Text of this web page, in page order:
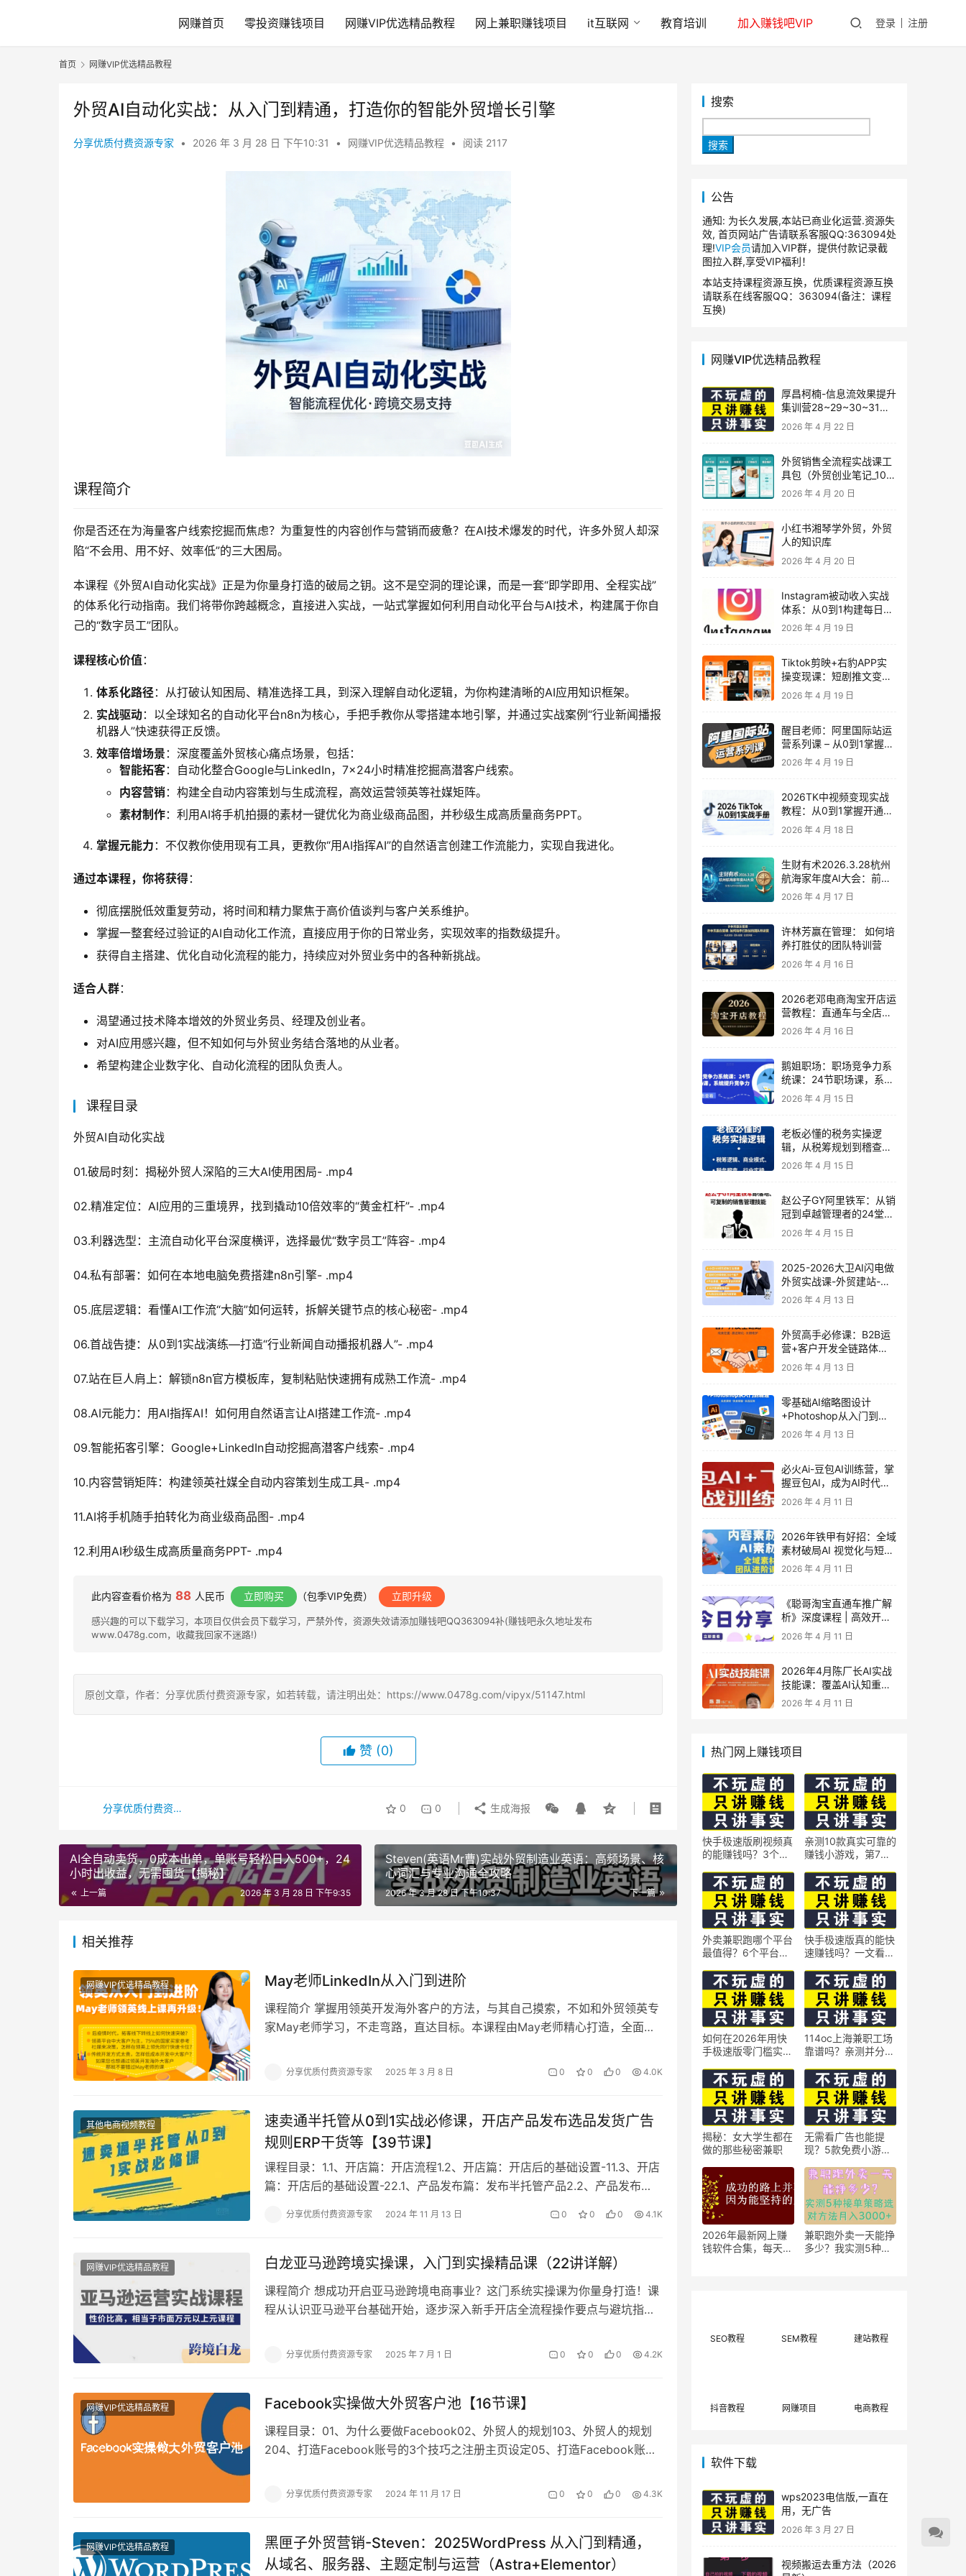
网赚首页 零投资赚钱项目 网赚VIP优选精品教程 网上兼职赚钱项目 it互联网 教育培训 加入赚钱吧VIP 登录 注册
首页 网赚VIP优选精品教程
外贸AI自动化实战：从入门到精通，打造你的智能外贸增长引擎
分享优质付费资源专家 • 2026 年 3 月 28 日 下午10:31 • 网赚VIP优选精品教程 • 阅读 2117
课程简介
你是否还在为海量客户线索挖掘而焦虑？为重复性的内容创作与营销而疲惫？在AI技术爆发的时代，许多外贸人却深
陷“不会用、用不好、效率低”的三大困局。
本课程《外贸AI自动化实战》正是为你量身打造的破局之钥。这不是空洞的理论课，而是一套“即学即用、全程实战”
的体系化行动指南。我们将带你跨越概念，直接进入实战，一站式掌握如何利用自动化平台与AI技术，构建属于你自
己的“数字员工”团队。
课程核心价值：
体系化路径：从打破认知困局、精准选择工具，到深入理解自动化逻辑，为你构建清晰的AI应用知识框架。
实战驱动：以全球知名的自动化平台n8n为核心，手把手教你从零搭建本地引擎，并通过实战案例“行业新闻播报
机器人”快速获得正反馈。
效率倍增场景 ：深度覆盖外贸核心痛点场景，包括：
智能拓客：自动化整合Google与LinkedIn，7×24小时精准挖掘高潜客户线索。
内容营销：构建全自动内容策划与生成流程，高效运营领英等社媒矩阵。
素材制作：利用AI将手机拍摄的素材一键优化为商业级商品图，并秒级生成高质量商务PPT。
掌握元能力 ：不仅教你使用现有工具，更教你“用AI指挥AI”的自然语言创建工作流能力，实现自我进化。
通过本课程，你将获得：
彻底摆脱低效重复劳动，将时间和精力聚焦于高价值谈判与客户关系维护。
掌握一整套经过验证的AI自动化工作流，直接应用于你的日常业务，实现效率的指数级提升。
获得自主搭建、优化自动化流程的能力，持续应对外贸业务中的各种新挑战。
适合人群：
渴望通过技术降本增效的外贸业务员、经理及创业者。
对AI应用感兴趣，但不知如何与外贸业务结合落地的从业者。
希望构建企业数字化、自动化流程的团队负责人。
课程目录
外贸AI自动化实战
01.破局时刻：揭秘外贸人深陷的三大AI使用困局- .mp4
02.精准定位：AI应用的三重境界，找到撬动10倍效率的“黄金杠杆”- .mp4
03.利器选型：主流自动化平台深度横评，选择最优“数字员工”阵容- .mp4
04.私有部署：如何在本地电脑免费搭建n8n引擎- .mp4
05.底层逻辑：看懂AI工作流“大脑”如何运转，拆解关键节点的核心秘密- .mp4
06.首战告捷：从0到1实战演练—打造“行业新闻自动播报机器人”- .mp4
07.站在巨人肩上：解锁n8n官方模板库，复制粘贴快速拥有成熟工作流- .mp4
08.AI元能力：用AI指挥AI！如何用自然语言让AI搭建工作流- .mp4
09.智能拓客引擎：Google+LinkedIn自动挖掘高潜客户线索- .mp4
10.内容营销矩阵：构建领英社媒全自动内容策划生成工具- .mp4
11.AI将手机随手拍转化为商业级商品图- .mp4
12.利用AI秒级生成高质量商务PPT- .mp4
此内容查看价格为 88 人民币 立即购买 （包季VIP免费） 立即升级
感兴趣的可以下载学习，本项目仅供会员下载学习，严禁外传，资源失效请添加赚钱吧QQ363094补(赚钱吧永久地址发布
www.0478g.com，收藏我回家不迷路!)
原创文章，作者：分享优质付费资源专家，如若转载，请注明出处：https://www.0478g.com/vipyx/51147.html
赞 (0)
分享优质付费资源专家 0 0 生成海报
AI全自动卖货，0成本出单，单账号轻松日入500+，24
小时出收益，无需囤货【揭秘】
上一篇 2026 年 3 月 28 日 下午9:35
Steven(英语Mr曹)实战外贸制造业英语：高频场景、核
心词汇与专业沟通全攻略
下一篇
2026 年 3 月 28 日 下午10:37
相关推荐
网赚VIP优选精品教程 May老师LinkedIn从入门到进阶
课程简介 掌握用领英开发海外客户的方法，与其自己摸索，不如和外贸领英专
家May老师学习，不走弯路，直达目标。本课程由May老师精心打造，全面涵
分享优质付费资源专家 2025 年 3 月 8 日 0 0 0 4.0K
其他电商视频教程
速卖通半托管从0到1实战必修课，开店产品发布选品发货广告
规则ERP干货等【39节课】
课程目录：1.1、开店篇：开店流程1.2、开店篇：开店后的基础设置-11.3、开店
篇：开店后的基础设置-22.1、产品发布篇：发布半托管产品2.2、产品发布
分享优质付费资源专家 2024 年 11 月 13 日 0 0 0 4.1K
网赚VIP优选精品教程 白龙亚马逊跨境实操课，入门到实操精品课（22讲详解）
课程简介 想成功开启亚马逊跨境电商事业？这门系统实操课为你量身打造！课
程从认识亚马逊平台基础开始，逐步深入新手开店全流程操作要点与避坑指
分享优质付费资源专家 2025 年 7 月 1 日 0 0 0 4.2K
网赚VIP优选精品教程 Facebook实操做大外贸客户池【16节课】
课程目录：01、为什么要做Facebook02、外贸人的规划103、外贸人的规划
204、打造Facebook账号的3个技巧之注册主页设定05、打造Facebook账号
分享优质付费资源专家 2024 年 11 月 17 日 0 0 0 4.3K
网赚VIP优选精品教程
黑匣子外贸营销-Steven：2025WordPress 从入门到精通，
从域名、服务器、主题定制与运营（Astra+Elementor）
搜索
搜索
公告
通知: 为长久发展,本站已商业化运营.资源失
效, 首页网站广告请联系客服QQ:363094处
理!VIP会员请加入VIP群，提供付款记录截
图拉入群,享受VIP福利！
本站支持课程资源互换，优质课程资源互换
请联系在线客服QQ：363094(备注：课程
互换)
网赚VIP优选精品教程
厚昌柯楠-信息流效果提升
集训营28~29~30~31
期，智能投放·巨量AD/百
度优化·AI提效指南
2026 年 4 月 22 日
外贸销售全流程实战课工
具包（外贸创业笔记_10年
外贸经验）
2026 年 4 月 20 日
小红书湘琴学外贸，外贸
人的知识库
2026 年 4 月 20 日
Instagram被动收入实战
体系：从0到1构建每日盈
利的自动销售漏斗
2026 年 4 月 19 日
Tiktok剪映+右豹APP实
操变现课：短剧推文变现
全教程来了！
2026 年 4 月 19 日
醒目老师：阿里国际站运
营系列课 – 从0到1掌握平
台运营核心技巧
2026 年 4 月 19 日
2026TK中视频变现实战
教程：从0到1掌握开通、
养号、剪辑到变现，新手
副业首选
2026 年 4 月 18 日
生财有术2026.3.28杭州
航海家年度AI大会：前沿
趋势×落地案例×技能图谱
2026 年 4 月 17 日
许林芳赢在管理： 如何培
养打胜仗的团队特训营
2026 年 4 月 16 日
2026老邓电商淘宝开店运
营教程：直通车与全店推
广系统课
2026 年 4 月 16 日
鹅姐职场：职场竞争力系
统课：24节职场课，系统
提升竞争力
2026 年 4 月 15 日
老板必懂的税务实操逻
辑，从税筹规划到稽查应
对，为企业稳健增长保驾
2026 年 4 月 15 日
赵公子GY阿里铁军：从销
冠到卓越管理者的24堂实
战课
2026 年 4 月 15 日
2025-2026大卫AI闪电做
外贸实战课-外贸建站-开
发客户-内容营销-从0到3
2026 年 4 月 13 日
外贸高手必修课：B2B运
营+客户开发全链路体系
课 | 从0到1成为外贸精英
2026 年 4 月 13 日
零基础AI缩略图设计
+Photoshop从入门到精
通 全套教程（含形象照拍
2026 年 4 月 13 日
必火Ai-豆包AI训练营，掌
握豆包AI，成为AI时代的
全能型人才
2026 年 4 月 11 日
2026年铁甲有好招：全域
素材破局AI 视觉化与短剧
营销实战指南——高效增
策略
2026 年 4 月 11 日
《聪哥淘宝直通车推广解
析》深度课程 | 高效开
车、极速投产系统实操课
2026 年 4 月 11 日
2026年4月陈厂长AI实战
技能课：覆盖AI认知重
构、智能体与大模型解
2026 年 4 月 11 日
热门网上赚钱项目
快手极速版刷视频真
的能赚钱吗？3个隐
亲测10款真实可靠的
赚钱小游戏，第7款
外卖兼职跑哪个平台
最值得？6个平台实
快手极速版真的能快
速赚钱吗？一文看懂
如何在2026年用快
手极速版零门槛实现
技巧
114oc上海兼职工场
靠谱吗？亲测并分享
揭秘：女大学生都在
做的那些秘密兼职
无需看广告也能提
现？5款免费小游戏
2026年最新网上赚
钱软件合集，每天免
兼职跑外卖一天能挣
多少？我实测5种接
SEO教程 SEM教程 建站教程
抖音教程 网赚项目 电商教程
软件下载
wps2023电信版,一直在
用，无广告
2026 年 3 月 27 日
视频搬运去重方法（2026